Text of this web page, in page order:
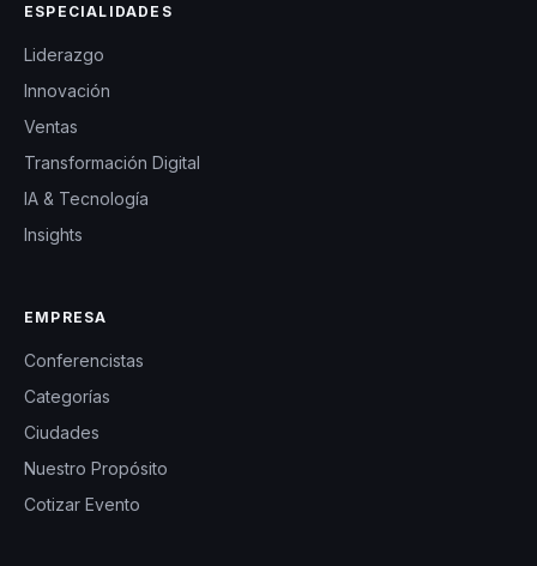
ESPECIALIDADES
Liderazgo
Innovación
Ventas
Transformación Digital
IA & Tecnología
Insights
EMPRESA
Conferencistas
Categorías
Ciudades
Nuestro Propósito
Cotizar Evento